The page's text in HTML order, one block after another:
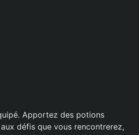
Apportez des potions
défis que vous rencontrerez,